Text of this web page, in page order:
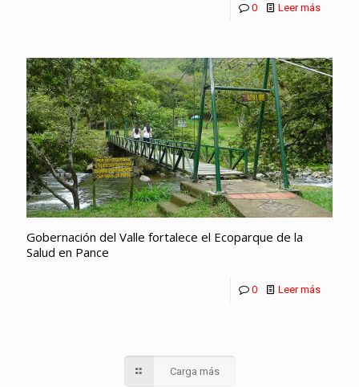
0 Leer más
Gobernación del Valle fortalece el Ecoparque de la
Salud en Pance
0 Leer más
Carga más